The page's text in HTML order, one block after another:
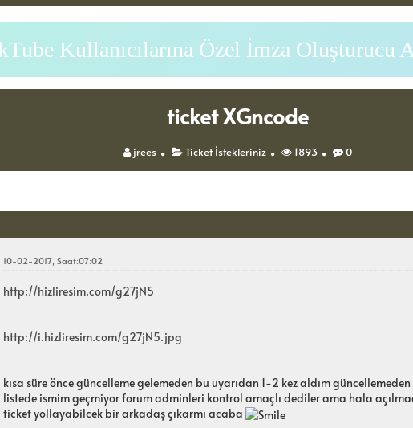
Kullanıcılarına Özel İmza
ticket XGncode
jrees Ticket İstekleriniz 1893 0
10-02-2017, Saat:07:02
http://hizliresim.com/g27jN5
http://i.hizliresim.com/g27jN5.jpg
kısa süre önce güncelleme gelemeden bu uyarıdan 1-2 kez aldım
listede ismim geçmiyor forum adminleri kontrol amaçlı dediler ama hala
ticket yollayabilcek bir arkadaş çıkarmı acaba